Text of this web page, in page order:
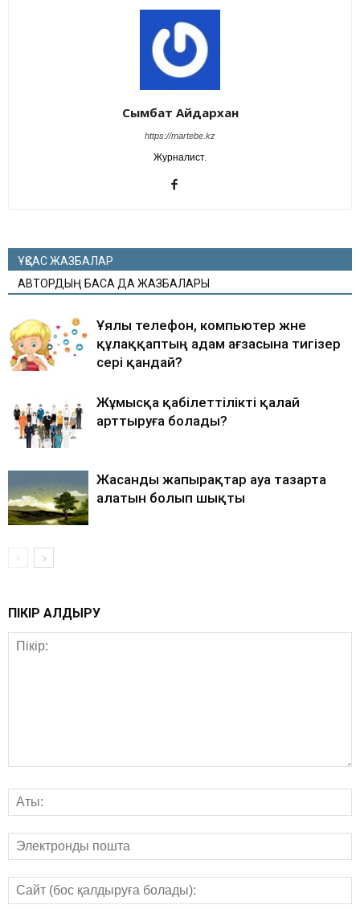
Сымбат Айдархан
https://martebe.kz
Журналист.
ҰҚСАС ЖАЗБАЛАР
АВТОРДЫҢ БАСҚА ДА ЖАЗБАЛАРЫ
Ұялы телефон, компьютер және
құлаққаптың адам ағзасына тигізер
әсері қандай?
Жұмысқа қабілеттілікті қалай
арттыруға болады?
Жасанды жапырақтар ауа тазарта
алатын болып шықты
ПІКІР ҚАЛДЫРУ